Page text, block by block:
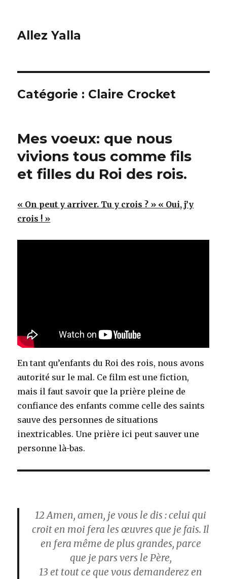
Allez Yalla
Catégorie : Claire Crocket
Mes voeux: que nous
vivions tous comme fils
et filles du Roi des rois.
« On peut y arriver. Tu y crois ? » « Oui, j’y
crois ! »
En tant qu’enfants du Roi des rois, nous avons
autorité sur le mal. Ce film est une fiction,
mais il faut savoir que la prière pleine de
confiance des enfants comme celle des saints
sauve des personnes de situations
inextricables. Une prière ici peut sauver une
personne là-bas.
12Amen, amen, je vous le dis : celui qui
croit en moi fera les œuvres que je fais. Il
en fera même de plus grandes, parce
que je pars vers le Père,
13 et tout ce que vous demanderez en